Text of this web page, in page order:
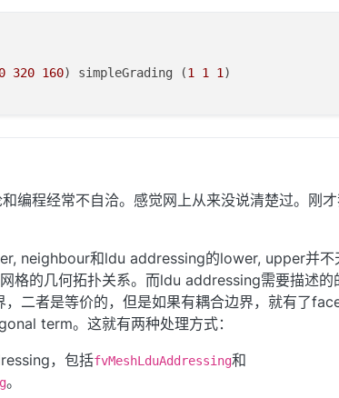
320 160) simpleGrading (1 1 1)
编程经常不自洽。感觉网上从来没说清楚过。刚
neighbour和ldu addressing的lower, upper并不
格的几何拓扑关系。而ldu addressing需要描述的
二者是等价的，但是如果有耦合边界，就有了
term。这就有两种处理方式：
，包括fvMeshLduAddressing和
。